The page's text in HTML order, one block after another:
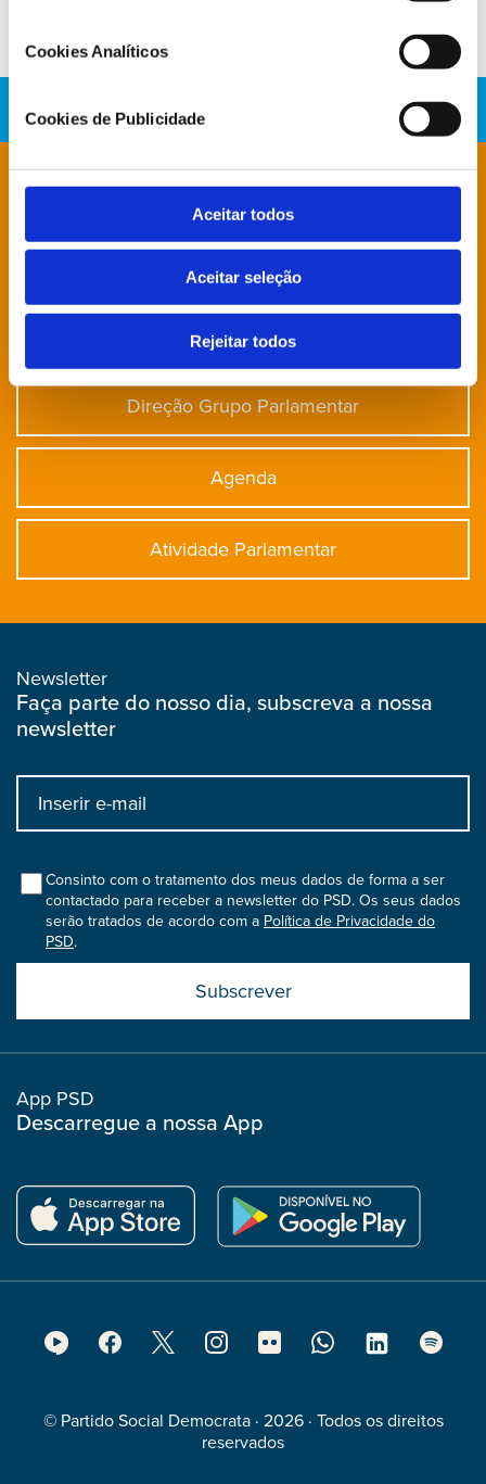
Cookies Analíticos
Cookies de Publicidade
Aceitar todos
Aceitar seleção
Rejeitar todos
Está à procura de algo específico?
Deputados
Direção Grupo Parlamentar
Agenda
Atividade Parlamentar
Newsletter
Faça parte do nosso dia, subscreva a nossa
newsletter
Input
bootstrap
colConsinto com o tratamento dos meus dados de forma a ser
contactado para receber a newsletter do PSD. Os seus dados
serão tratados de acordo com a Política de Privacidade do
PSD.
boostrap
col
App PSD
Descarregue a nossa App
© Partido Social Democrata · 2026 · Todos os direitos
reservados
Footer
Media